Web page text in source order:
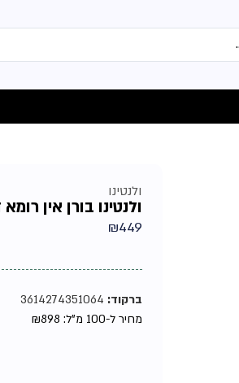
ולנטינו
ולנטינו בורן אין
₪449
ברקוד:
מחיר ל-100 מ"ל:
₪898